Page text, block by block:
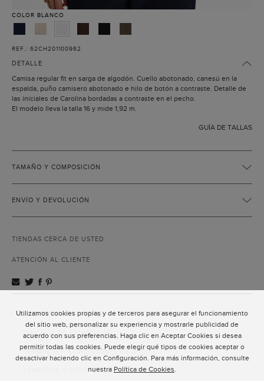
Utilizamos cookies propias y de terceros para asegurar el funcionamiento
del sitio web, personalizar su experiencia y mostrarle publicidad de
acuerdo con sus preferencias. Haga clic en Aceptar Cookies si desea
permitir todas las cookies. Puede elegir qué tipos de cookies aceptar o
desactivar haciendo clic en Configuración. Para más información, consulte
nuestra Política de Cookies.
COLOR BLANCO
REF.: 62CH201100962
DETALLE
Camisa regular fit en sarga de algodón. Cuello abotonado, canesú en la
espalda, puño camisero abotonado e hilo de botón a contraste. Detalle de
las iniciales de Carolina bordadas a contraste en el pecho.
El modelo lleva la talla 16 y mide 1,92 m.
GUÍA DE TALLAS
TAMAÑO Y COMPOSICIÓN
ENVÍO Y DEVOLUCIÓN
TIENDAS CERCA DE USTED
ATENCIÓN AL CLIENTE
ATENCIÓN AL CLIENTE
POLÍTICA DE PRIVACIDAD
TÉRMINOS Y CONDICIONES DE USO
TÉRMINOS Y CONDICIONES DE VENTA